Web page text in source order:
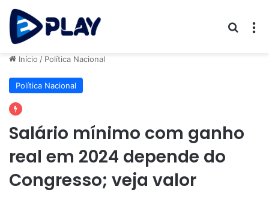
Início / Política Nacional
Política Nacional
Salário mínimo com ganho
real em 2024 depende do
Congresso; veja valor